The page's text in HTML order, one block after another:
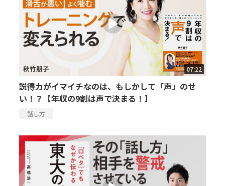
07:22
説得力がイマイチなのは、もしかして「声」のせ
い！？【年収の9割は声で決まる！】
話し方